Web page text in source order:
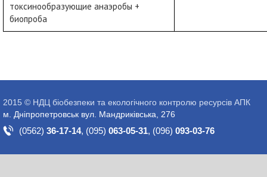
токсинообразующие анаэробы +
биопроба
2015 © НДЦ біобезпеки та екологічного контролю ресурсів АПК
м. Дніпропетровськ вул. Мандриківська, 276
(0562) 36-17-14, (095) 063-05-31, (096) 093-03-76